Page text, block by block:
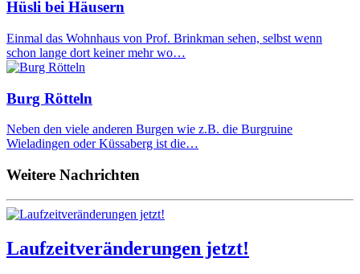
Hüsli bei Häusern
Einmal das Wohnhaus von Prof. Brinkman sehen, selbst wenn
schon lange dort keiner mehr wo…
Burg Rötteln
Neben den viele anderen Burgen wie z.B. die Burgruine
Wieladingen oder Küssaberg ist die…
Weitere Nachrichten
Laufzeitveränderungen jetzt!